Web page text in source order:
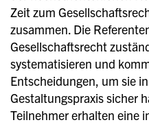
Zeit zum
zusammen. Die
Gesellschaftsrecht
systematisieren und
Entscheidungen, um sie
Gestaltungspraxis sicher
Teilnehmer erhalten eine